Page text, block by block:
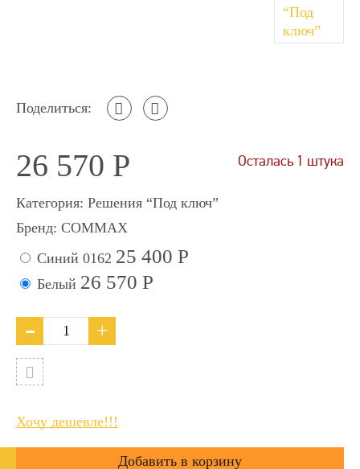
Поделиться:
26 570 Р
Категория: Решения “Под ключ”
Бренд: COMMAX
Синий 0162 25 400 Р
Белый 26 570 Р
Осталась 1 штука
Хочу дешевле!!!